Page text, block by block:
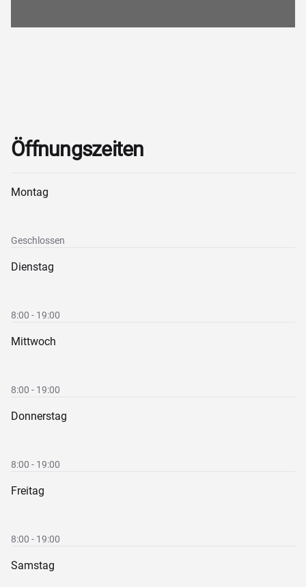
Öffnungszeiten
Montag
Geschlossen
Dienstag
8:00 - 19:00
Mittwoch
8:00 - 19:00
Donnerstag
8:00 - 19:00
Freitag
8:00 - 19:00
Samstag